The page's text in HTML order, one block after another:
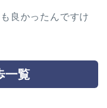
良かったんですけ
一覧